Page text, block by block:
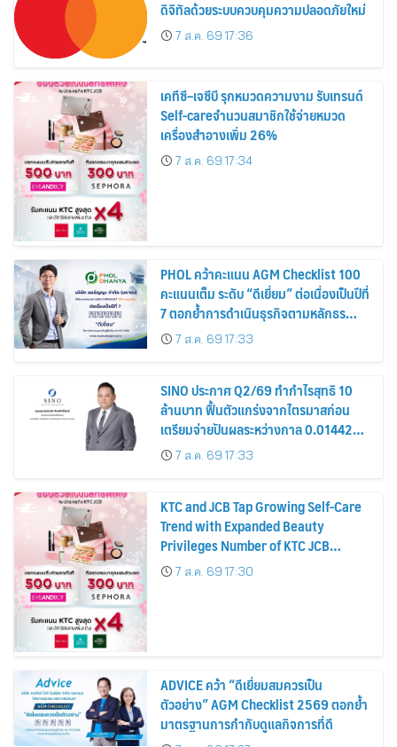
ดิจิทัลด้วยระบบควบคุมความปลอดภัยใหม่
7 ส.ค. 69 17:36
เคทีซี–เจซีบี รุกหมวดความงาม รับเทรนด์
Self-careจำนวนสมาชิกใช้จ่ายหมวด
เครื่องสำอางเพิ่ม 26%
7 ส.ค. 69 17:34
PHOL คว้าคะแนน AGM Checklist 100
คะแนนเต็ม ระดับ “ดีเยี่ยม” ต่อเนื่องเป็นปีที่
7 ตอกย้ำการดำเนินธุรกิจตามหลักธร
รมาภิบาล โปร่งใส สร้างความเชื่อมั่นผู้ถือ
หุ้น
7 ส.ค. 69 17:33
SINO ประกาศ Q2/69 ทำกำไรสุทธิ 10
ล้านบาท ฟื้นตัวแกร่งจากไตรมาสก่อน
เตรียมจ่ายปันผลระหว่างกาล 0.014423
บาทต่อหุ้น ครึ่งปีหลังมุ่งเติบโตต่อเนื่อง
7 ส.ค. 69 17:33
KTC and JCB Tap Growing Self-Care
Trend with Expanded Beauty
Privileges Number of KTC JCB
Cardmembers Spending on
Cosmetics Rises 26%
7 ส.ค. 69 17:30
ADVICE คว้า “ดีเยี่ยมสมควรเป็น
ตัวอย่าง” AGM Checklist 2569 ตอกย้ำ
มาตรฐานการกำกับดูแลกิจการที่ดี